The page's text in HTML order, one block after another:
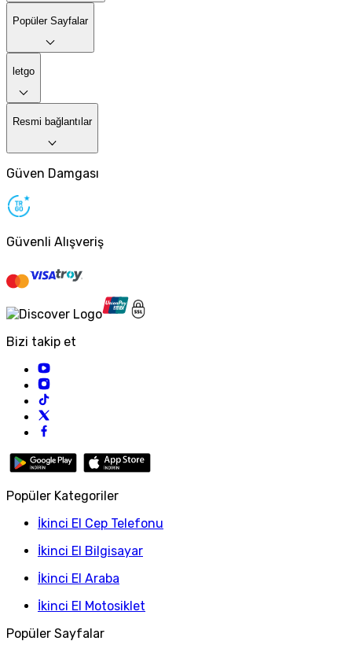
Popüler Sayfalar
letgo
Resmi bağlantılar
Güven Damgası
Güvenli Alışveriş
Bizi takip et
Popüler Kategoriler
İkinci El Cep Telefonu
İkinci El Bilgisayar
İkinci El Araba
İkinci El Motosiklet
Popüler Sayfalar